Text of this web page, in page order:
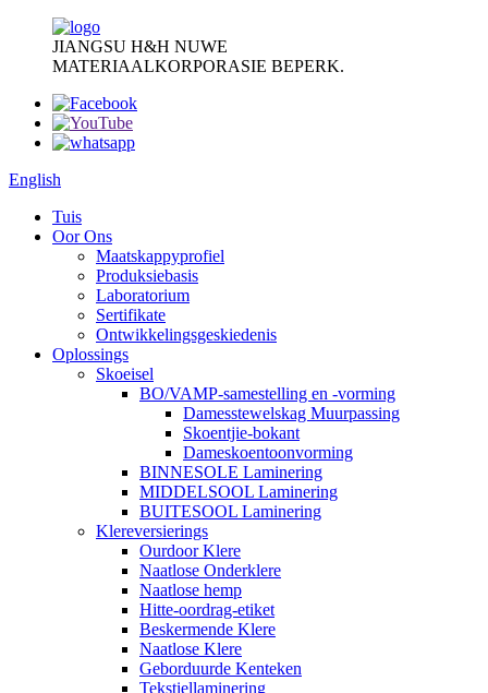
JIANGSU H&H NUWE
MATERIAALKORPORASIE BEPERK.
English
Tuis
Oor Ons
Maatskappyprofiel
Produksiebasis
Laboratorium
Sertifikate
Ontwikkelingsgeskiedenis
Oplossings
Skoeisel
BO/VAMP-samestelling en -vorming
Damesstewelskag Muurpassing
Skoentjie-bokant
Dameskoentoonvorming
BINNESOLE Laminering
MIDDELSOOL Laminering
BUITESOOL Laminering
Klereversierings
Ourdoor Klere
Naatlose Onderklere
Naatlose hemp
Hitte-oordrag-etiket
Beskermende Klere
Naatlose Klere
Geborduurde Kenteken
Tekstiellaminering